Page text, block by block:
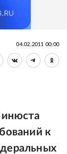
04.02.2011 00:00
к